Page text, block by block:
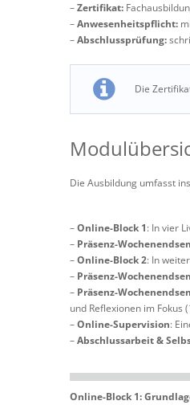
–Zertifikat:
–Anwesenheitspflicht:
–Abschlussprüfung:
Die
Die Ausbildung umfasst
–Online-Block 1: In vier
– Präsenz-
–Online-Block 2: In
– Präsenz-
– Präsenz-
und Reflexionen im Fokus
–Online-Supervision:
–Abschlussarbeit &
Online-Block 1: